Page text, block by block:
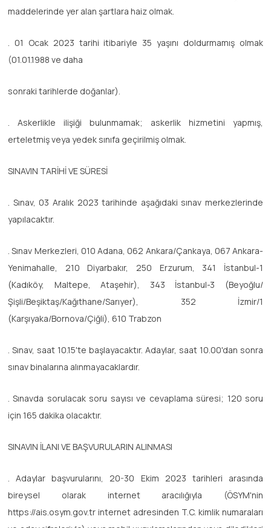
maddelerinde yer alan şartlara haiz olmak.
. 01 Ocak 2023 tarihi itibariyle 35 yaşını doldurmamış olmak
(01.01.1988 ve daha
sonraki tarihlerde doğanlar).
. Askerlikle ilişiği bulunmamak; askerlik hizmetini yapmış,
erteletmiş veya yedek sınıfa geçirilmiş olmak.
SINAVIN TARİHİ VE SÜRESİ
. Sınav, 03 Aralık 2023 tarihinde aşağıdaki sınav merkezlerinde
yapılacaktır.
. Sınav Merkezleri, 010 Adana, 062 Ankara/Çankaya, 067 Ankara-
Yenimahalle, 210 Diyarbakır, 250 Erzurum, 341 İstanbul-1
(Kadıköy, Maltepe, Ataşehir), 343 İstanbul-3 (Beyoğlu/
Şişli/Beşiktaş/Kağıthane/Sarıyer), 352 İzmir/1
(Karşıyaka/Bornova/Çiğli), 610 Trabzon
. Sınav, saat 10.15'te başlayacaktır. Adaylar, saat 10.00'dan sonra
sınav binalarına alınmayacaklardır.
. Sınavda sorulacak soru sayısı ve cevaplama süresi; 120 soru
için 165 dakika olacaktır.
SINAVIN İLANI VE BAŞVURULARIN ALINMASI
. Adaylar başvurularını, 20-30 Ekim 2023 tarihleri arasında
bireysel olarak internet aracılığıyla (ÖSYM'nin
https://ais.osym.gov.tr internet adresinden T.C. kimlik numaraları